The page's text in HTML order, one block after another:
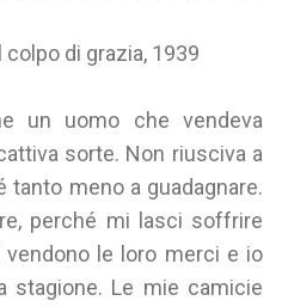
colpo di grazia, 1939
un uomo che vendeva
sorte. Non riusciva a
tanto meno a guadagnare.
perché mi lasci soffrire
le loro merci e io
stagione. Le mie camicie